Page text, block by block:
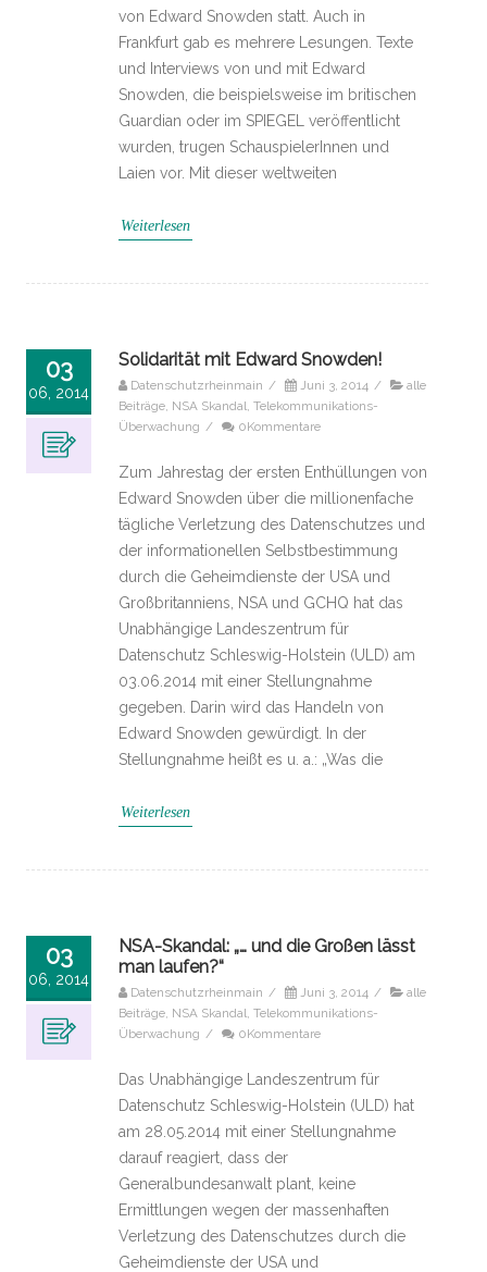
von Edward Snowden statt. Auch in
Frankfurt gab es mehrere Lesungen. Texte
und Interviews von und mit Edward
Snowden, die beispielsweise im britischen
Guardian oder im SPIEGEL veröffentlicht
wurden, trugen SchauspielerInnen und
Laien vor. Mit dieser weltweiten
Weiterlesen
03
06, 2014
Solidarität mit Edward Snowden!
Datenschutzrheinmain / Juni 3, 2014 /
alle
Beiträge NSA Skandal Telekommunikations-
Überwachung / 0Kommentare
Zum Jahrestag der ersten Enthüllungen von
Edward Snowden über die millionenfache
tägliche Verletzung des Datenschutzes und
der informationellen Selbstbestimmung
durch die Geheimdienste der USA und
Großbritanniens, NSA und GCHQ hat das
Unabhängige Landeszentrum für
Datenschutz Schleswig-Holstein (ULD) am
03.06.2014 mit einer Stellungnahme
gegeben. Darin wird das Handeln von
Edward Snowden gewürdigt. In der
Stellungnahme heißt es u. a.: „Was die
Weiterlesen
03
06, 2014
NSA-Skandal: „… und die Großen lässt
man laufen?“
Datenschutzrheinmain / Juni 3, 2014 /
alle
Beiträge NSA Skandal Telekommunikations-
Überwachung / 0Kommentare
Das Unabhängige Landeszentrum für
Datenschutz Schleswig-Holstein (ULD) hat
am 28.05.2014 mit einer Stellungnahme
darauf reagiert, dass der
Generalbundesanwalt plant, keine
Ermittlungen wegen der massenhaften
Verletzung des Datenschutzes durch die
Geheimdienste der USA und